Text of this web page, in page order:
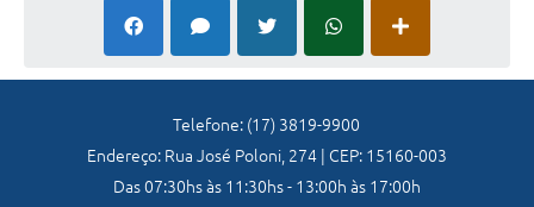
Telefone: (17) 3819-9900
Endereço: Rua José Poloni, 274 | CEP: 15160-003
Das 07:30hs às 11:30hs - 13:00h às 17:00h